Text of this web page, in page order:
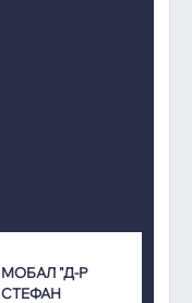
МОБАЛ "Д-Р
СТЕФАН